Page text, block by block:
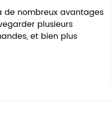
de nombreux avantages
plusieurs
et bien plus